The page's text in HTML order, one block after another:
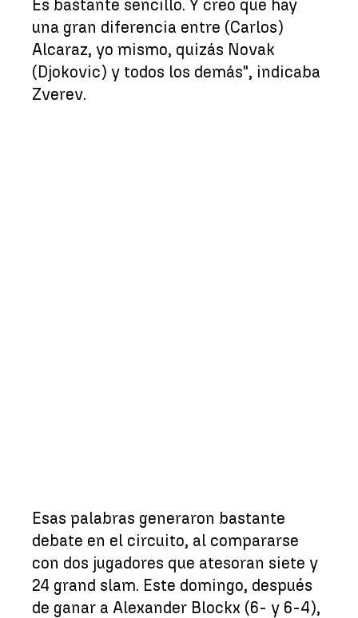
Es bastante sencillo. Y creo que hay
una gran diferencia entre (Carlos)
Alcaraz, yo mismo, quizás Novak
(Djokovic) y todos los demás", indicaba
Zverev.
Esas palabras generaron bastante
debate en el circuito, al compararse
con dos jugadores que atesoran siete y
24 grand slam. Este domingo, después
de ganar a Alexander Blockx (6- y 6-4),